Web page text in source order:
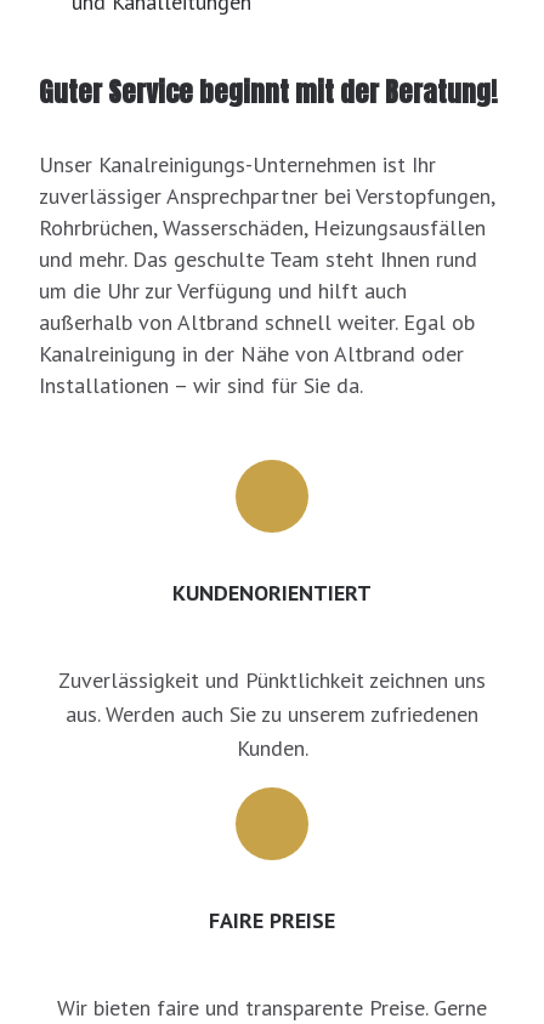
Guter Service beginnt mit der Beratung!
Unser Kanalreinigungs-Unternehmen ist Ihr
zuverlässiger Ansprechpartner bei Verstopfungen,
Rohrbrüchen, Wasserschäden, Heizungsausfällen
und mehr. Das geschulte Team steht Ihnen rund
um die Uhr zur Verfügung und hilft auch
außerhalb von Altbrand schnell weiter. Egal ob
Kanalreinigung in der Nähe von Altbrand oder
Installationen – wir sind für Sie da.
KUNDENORIENTIERT
Zuverlässigkeit und Pünktlichkeit zeichnen uns
aus. Werden auch Sie zu unserem zufriedenen
Kunden.
FAIRE PREISE
Wir bieten faire und transparente Preise. Gerne